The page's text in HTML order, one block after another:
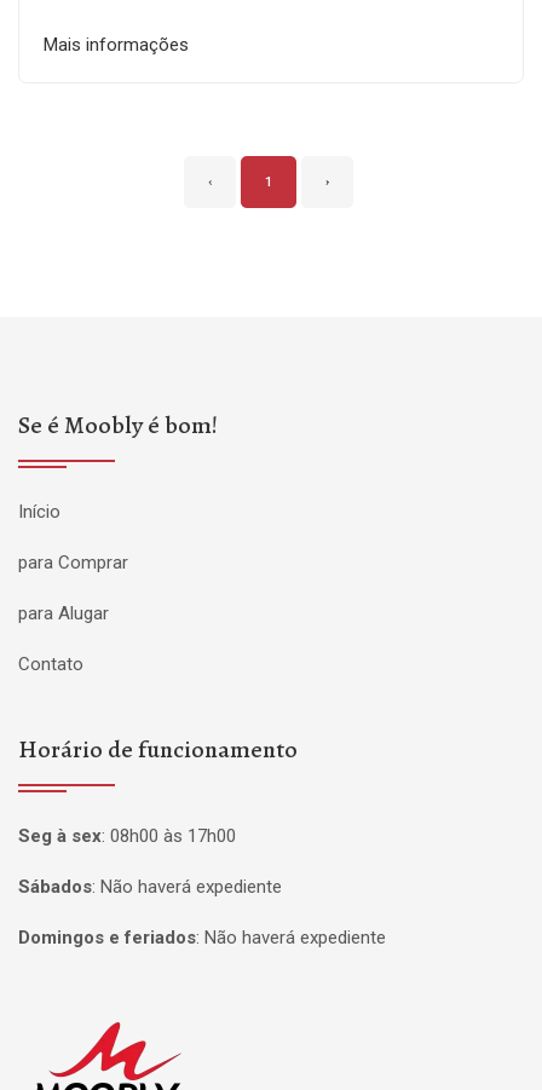
Mais informações
‹ 1 ›
Se é Moobly é bom!
Início
para Comprar
para Alugar
Contato
Horário de funcionamento
Seg à sex: 08h00 às 17h00
Sábados: Não haverá expediente
Domingos e feriados: Não haverá expediente